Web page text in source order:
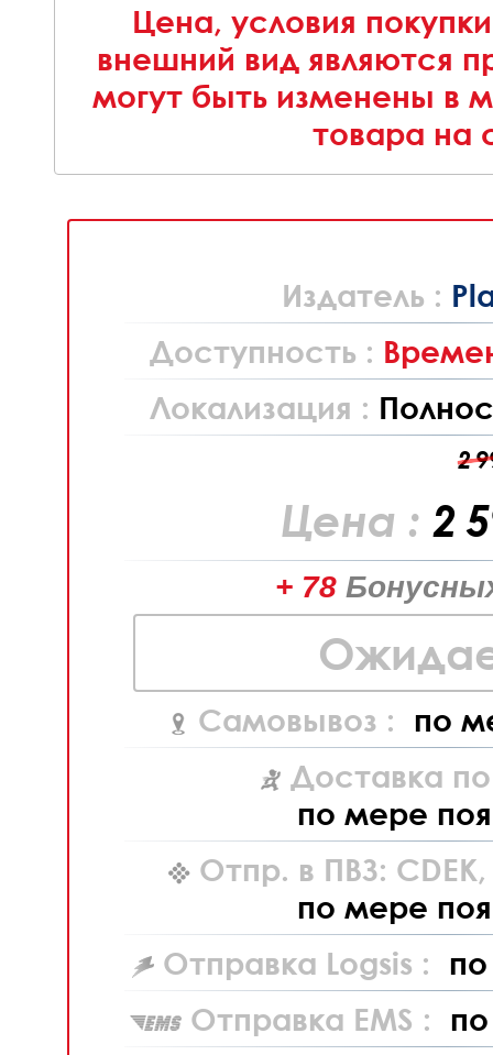
Цена, условия
внешний вид являются
могут быть изменены в
товара на
Издатель :
Доступность :
Локализация :
2
Цена : 2
+ 78
Самовывоз : по
Доставка
по мере
Отпр. в ПВЗ: CDEK,
по мере
Отправка Logsis :
Отправка EMS :